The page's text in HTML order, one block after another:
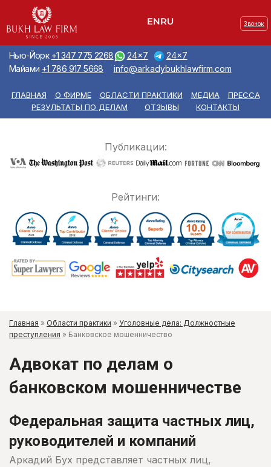
Звонок
Нью-Йорк +1 347 775 2268
Майами +1 786 917 5668
24x7
24x7
info@arkadybukhlawfirm.com
ГЛАВНАЯ О ФИРМЕ ОБЛАСТИ ПРАКТИКИ МЕДИА
ПРЕССА
РЕЗУЛЬТАТЫ ПО ДЕЛАМ
ОТЗЫВЫ КОНТАКТЫ
Публикации:
Рейтинги:
Главная » Области практики » Уголовные дела: Должностные
преступления » Банковское мошенничество
Адвокат по делам о
банковском мошенничестве
Федеральная защита частных лиц,
руководителей и компаний
Аркадий Бух представляет частных лиц,